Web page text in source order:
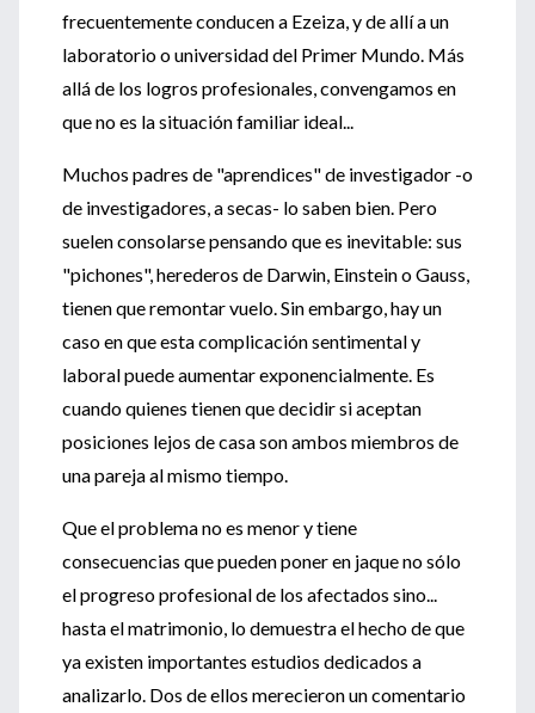
frecuentemente conducen a Ezeiza, y de allí a un
laboratorio o universidad del Primer Mundo. Más
allá de los logros profesionales, convengamos en
que no es la situación familiar ideal...
Muchos padres de "aprendices" de investigador -o
de investigadores, a secas- lo saben bien. Pero
suelen consolarse pensando que es inevitable: sus
"pichones", herederos de Darwin, Einstein o Gauss,
tienen que remontar vuelo. Sin embargo, hay un
caso en que esta complicación sentimental y
laboral puede aumentar exponencialmente. Es
cuando quienes tienen que decidir si aceptan
posiciones lejos de casa son ambos miembros de
una pareja al mismo tiempo.
Que el problema no es menor y tiene
consecuencias que pueden poner en jaque no sólo
el progreso profesional de los afectados sino...
hasta el matrimonio, lo demuestra el hecho de que
ya existen importantes estudios dedicados a
analizarlo. Dos de ellos merecieron un comentario